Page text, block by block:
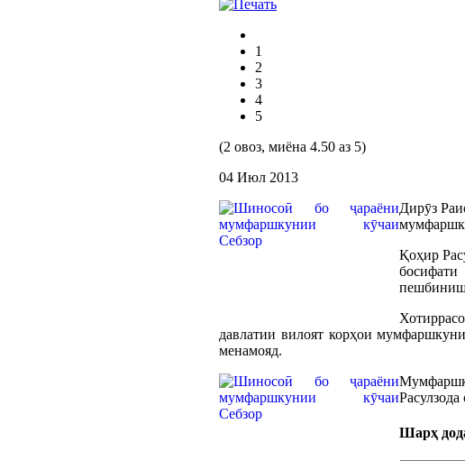
1
2
3
4
5
(2 овоз, миёна 4.50 аз 5)
04 Июл 2013
Дирӯз
Қоҳир
давлатии вилоят корҳои
менамояд.
Шарҳ